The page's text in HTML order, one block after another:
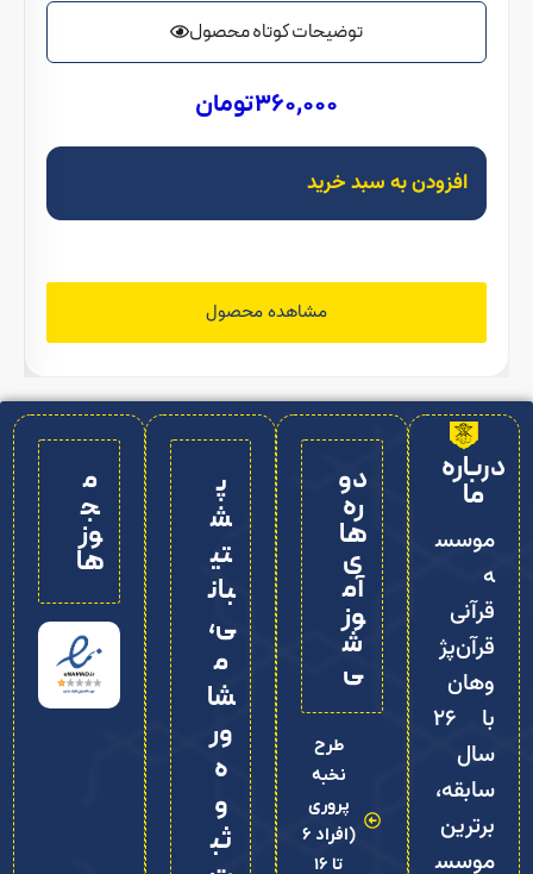
توضیحات کوتاه محصول
360,000تومان
افزودن به سبد خرید
مشاهده محصول
درباره
ما
موسس
ه
قرآنی
قرآن‌پژ
وهان
با ۲۶
سال
سابقه،
برترین
موسس
دو
ره‌
ها
ی
آم
وز
ش
ی
طرح
نخبه
پروری
(افراد 6
تا 16
پ
ش
تی
بان
ی،
م
شا
ور
ه
و
ثب
م
ج
وز
ها